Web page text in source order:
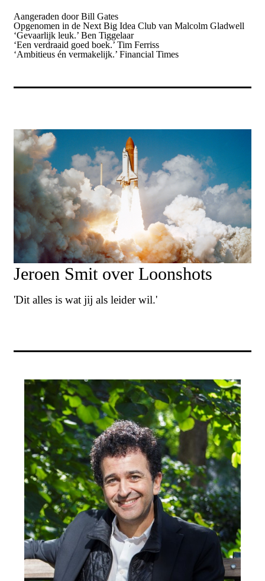
Aangeraden door Bill Gates
Opgenomen in de Next Big Idea Club van Malcolm Gladwell
‘Gevaarlijk leuk.’ Ben Tiggelaar
‘Een verdraaid goed boek.’ Tim Ferriss
‘Ambitieus én vermakelijk.’ Financial Times
Jeroen Smit over Loonshots
'Dit alles is wat jij als leider wil.'